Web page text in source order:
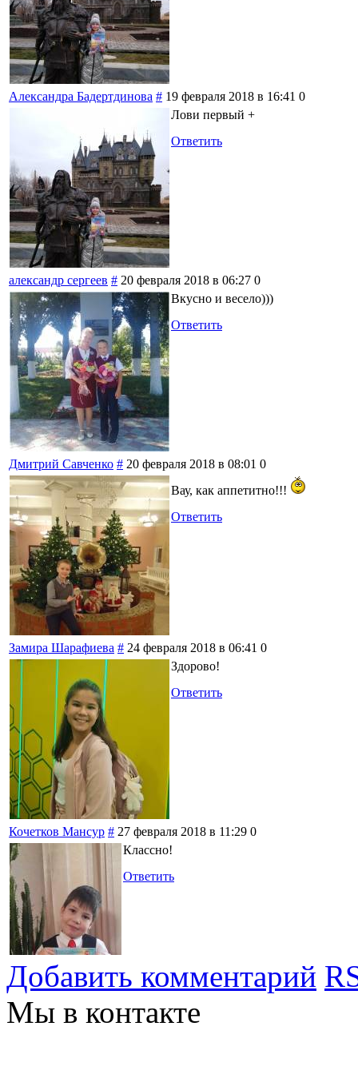
Александра Бадертдинова # 19 февраля 2018 в 16:41 0
Лови первый +
Ответить
александр сергеев # 20 февраля 2018 в 06:27 0
Вкусно и весело)))
Ответить
Дмитрий Савченко # 20 февраля 2018 в 08:01 0
Вау, как аппетитно!!!
Ответить
Замира Шарафиева # 24 февраля 2018 в 06:41 0
Здорово!
Ответить
Кочетков Мансур # 27 февраля 2018 в 11:29 0
Классно!
Ответить
Добавить комментарий
Мы в контакте